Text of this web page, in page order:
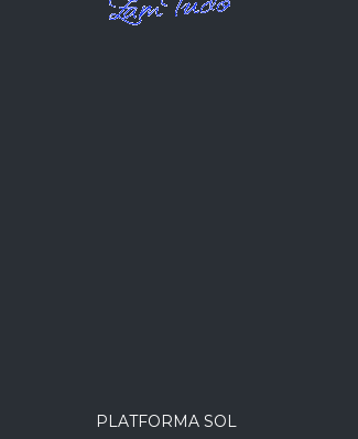
PLATFORMA SOL